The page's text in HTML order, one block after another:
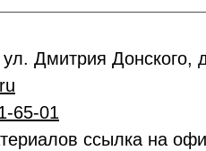
ул. Дмитрия Донского,
65-01
ссылка на